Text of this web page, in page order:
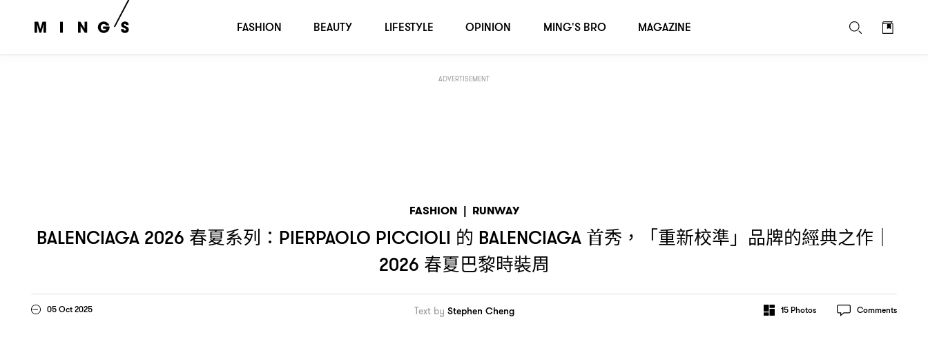
ADVERTISEMENT
FASHION | RUNWAY
BALENCIAGA 2026 春夏系列 ：PIERPAOLO PICCIOLI 的 BALENCIAGA 首秀 ， 「重新校準」品牌的經典之作
2026 春夏巴黎時裝周
05 Oct 2025 Text by Stephen Cheng 15Photos Comments
FASHION BEAUTY LIFESTYLE OPINION MING'S BRO MAGAZINE
BALENCIAGA 2026 ：PIERPAOLO PICCIOLI BALENCIAGA ， ｜2026